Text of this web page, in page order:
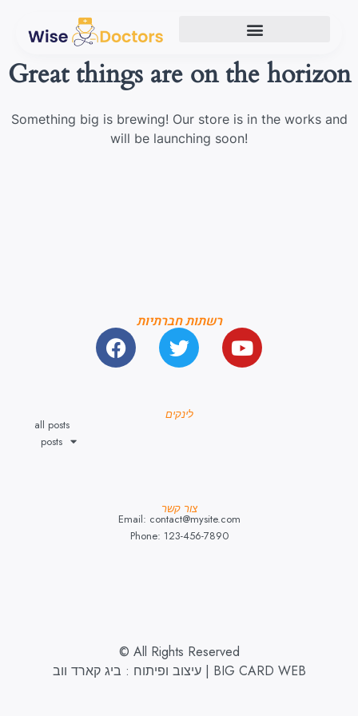
Great things are on the horizon
Something big is brewing! Our store is in the works and
will be launching soon!
רשתות חברתיות
לינקים
all posts
posts
צור קשר
Email: contact@mysite.com
Phone: 123-456-7890
© All Rights Reserved
עיצוב ופיתוח : ביג קארד ווב | BIG CARD WEB